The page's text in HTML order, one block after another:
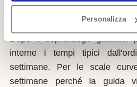
Personalizza
Quanto tempo serve per
montascale a Montirone?
Dopo il sopralluogo gratuito,
interne i tempi tipici
settimane. Per le scale
settimane perché la guida